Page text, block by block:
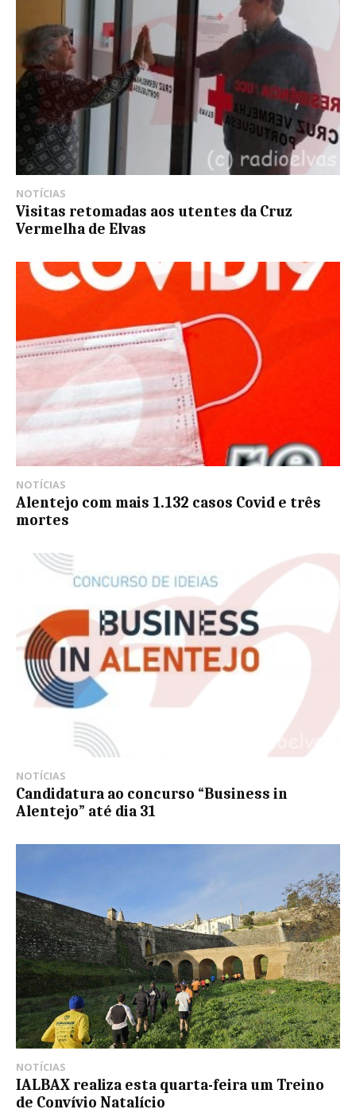
NOTÍCIAS
Visitas retomadas aos utentes da Cruz
Vermelha de Elvas
NOTÍCIAS
Alentejo com mais 1.132 casos Covid e três
mortes
NOTÍCIAS
Candidatura ao concurso “Business in
Alentejo” até dia 31
NOTÍCIAS
IALBAX realiza esta quarta-feira um Treino
de Convívio Natalício